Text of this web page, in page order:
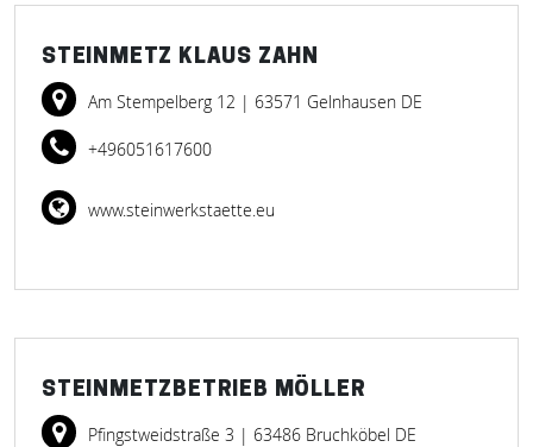
STEINMETZ KLAUS ZAHN
Am Stempelberg 12 | 63571 Gelnhausen DE
+496051617600
www.steinwerkstaette.eu
STEINMETZBETRIEB MÖLLER
Pfingstweidstraße 3 | 63486 Bruchköbel DE